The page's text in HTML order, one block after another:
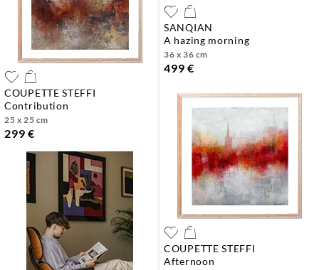
COUPETTE STEFFI
contribution
25 x 25 cm
299 €
SANQIAN
a hazing morning
36 x 36 cm
499 €
COUPETTE STEFFI
afternoon